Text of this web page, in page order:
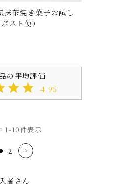
抹茶焼き菓子お試し
スト便）
4.95
1-10件表示
2
者